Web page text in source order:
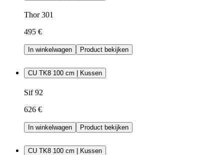
Thor 301
495 €
In winkelwagen Product bekijken
CU TK8 100 cm | Kussen
Sif 92
626 €
In winkelwagen Product bekijken
CU TK8 100 cm | Kussen